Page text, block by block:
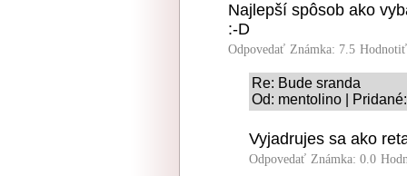
Najlepší spôsob ako
:-D
Odpovedať Známka: 7.5
Re: Bude sranda
Od: mentolino |
Vyjadrujes sa ako
Odpovedať Známka: 0.0